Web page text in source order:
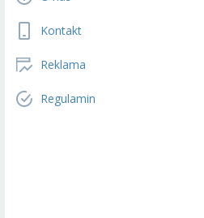
Kontakt
Reklama
Regulamin